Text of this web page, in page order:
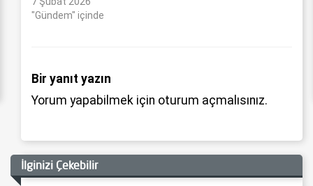
"Gündem" içinde
Bir yanıt yazın
Yorum yapabilmek için oturum açmalısınız.
İlginizi Çekebilir